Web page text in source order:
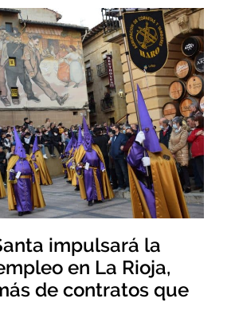
impulsará la
en La Rioja,
de contratos que